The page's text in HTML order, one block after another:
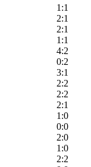
1:1
2:1
2:1
1:1
4:2
0:2
3:1
2:2
2:2
2:1
1:0
0:0
2:0
1:0
2:2